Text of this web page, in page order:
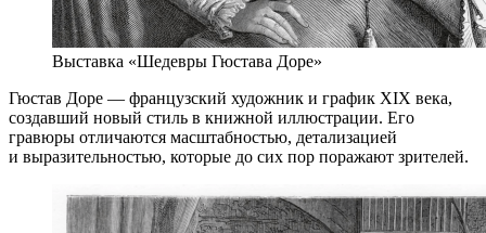
Выставка «Шедевры Гюстава Доре»
Гюстав Доре — французский художник и график XIX века,
создавший новый стиль в книжной иллюстрации. Его
гравюры отличаются масштабностью, детализацией
и выразительностью, которые до сих пор поражают зрителей.